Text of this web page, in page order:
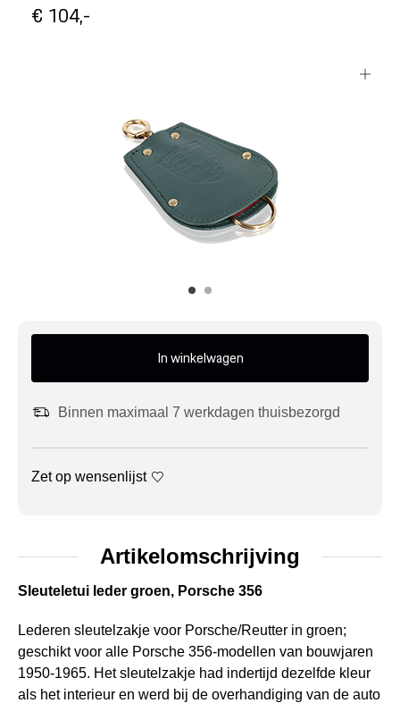
Porsche informatie
€ 104,-
In winkelwagen
Binnen maximaal 7 werkdagen thuisbezorgd
Zet op wensenlijst
Artikelomschrijving
Sleuteletui leder groen, Porsche 356
Lederen sleutelzakje voor Porsche/Reutter in groen;
geschikt voor alle Porsche 356-modellen van bouwjaren
1950-1965. Het sleutelzakje had indertijd dezelfde kleur
als het interieur en werd bij de overhandiging van de auto